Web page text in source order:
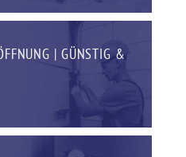
| GÜNSTIG &